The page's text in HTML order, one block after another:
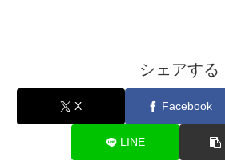
シェアする
X Facebook
LINE